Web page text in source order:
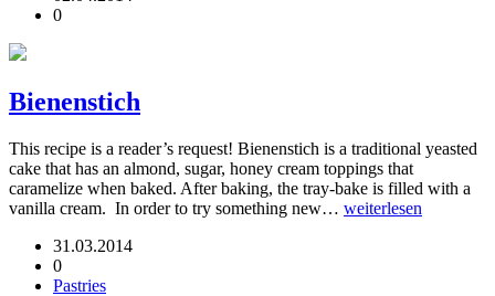
0
Bienenstich
This recipe is a reader’s request! Bienenstich is a traditional yeasted
cake that has an almond, sugar, honey cream toppings that
caramelize when baked. After baking, the tray-bake is filled with a
vanilla cream. In order to try something new… weiterlesen
31.03.2014
0
Pastries